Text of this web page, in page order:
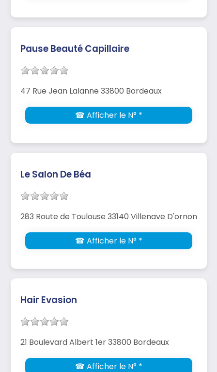
Pause Beauté Capillaire
47 Rue Jean Lalanne 33800 Bordeaux
☎ Afficher le N° *
Le Salon De Béa
283 Route de Toulouse 33140 Villenave D'ornon
☎ Afficher le N° *
Hair Evasion
21 Boulevard Albert 1er 33800 Bordeaux
☎ Afficher le N° *